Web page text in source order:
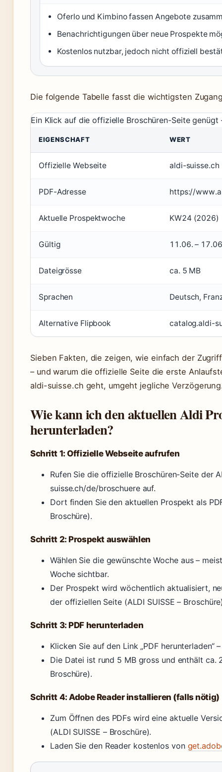
Oferlo und Kimbino fassen Angebote
Benachrichtigungen über neue Prospekte
Kostenlos nutzbar, jedoch nicht offiziell
Die folgende Tabelle fasst die wichtigsten
Ein Klick auf die offizielle Broschüren-Seite
EIGENSCHAFT WERT
Offizielle Webseite aldi-suisse.ch
PDF-Adresse https://
Aktuelle Prospektwoche KW24 (2026)
Gültig 11.06. –
Dateigrösse ca. 5 MB
Sprachen Deutsch,
Alternative Flipbook catalog.aldi-
Sieben Fakten, die zeigen, wie einfach der
– und warum die offizielle Seite die erste
aldi-suisse.ch geht, umgeht jegliche
Wie kann ich den aktuellen Aldi
herunterladen?
Schritt 1: Offizielle Webseite aufrufen
Rufen Sie die offizielle Broschüren-Seite der
suisse.ch/de/broschuere auf.
Dort finden Sie den aktuellen Prospekt als
Broschüre).
Schritt 2: Prospekt auswählen
Wählen Sie die gewünschte Woche aus –
Woche sichtbar.
Der Prospekt wird wöchentlich aktualisiert,
der offiziellen Seite (ALDI SUISSE –
Schritt 3: PDF herunterladen
Klicken Sie auf den Link „PDF
Die Datei ist rund 5 MB gross und enthält ca.
Broschüre).
Schritt 4: Adobe Reader installieren (falls nötig)
Zum Öffnen des PDFs wird eine aktuelle
(ALDI SUISSE – Broschüre).
Laden Sie den Reader kostenlos von